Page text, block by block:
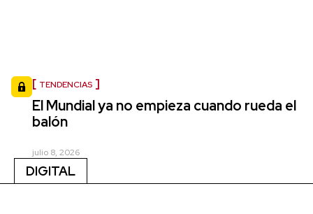
TENDENCIAS
El Mundial ya no empieza cuando rueda el
balón
julio 8, 2026
DIGITAL